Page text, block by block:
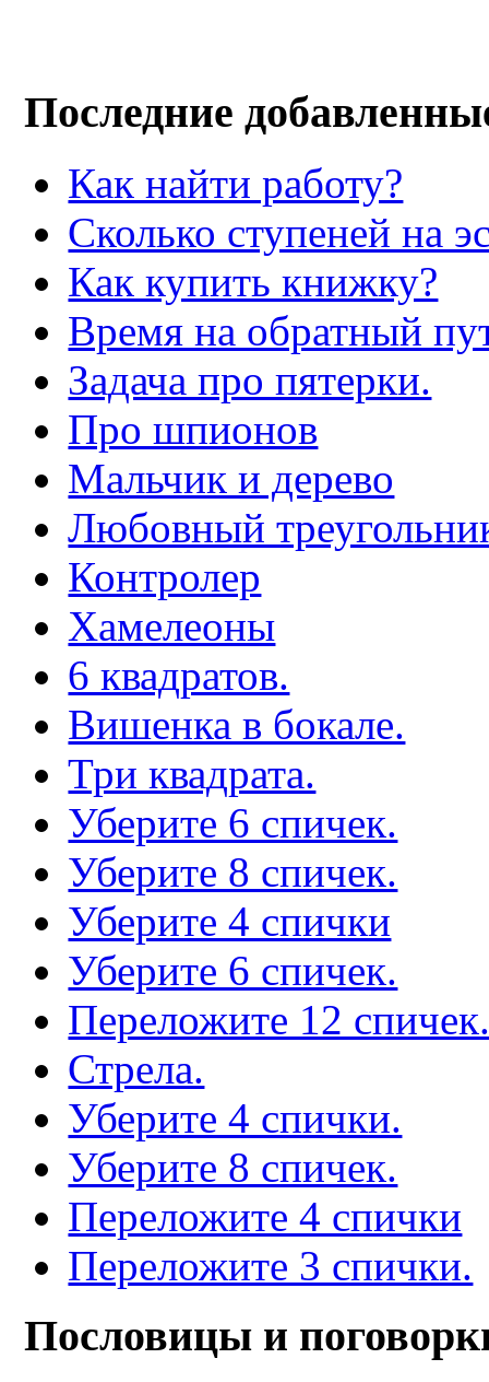
Последние
Как найти работу?
Сколько ступеней на
Как купить книжку?
Время на обратный
Задача про пятерки.
Про шпионов
Мальчик и дерево
Любовный
Контролер
Хамелеоны
6 квадратов.
Вишенка в бокале.
Три квадрата.
Уберите 6 спичек.
Уберите 8 спичек.
Уберите 4 спички
Уберите 6 спичек.
Переложите 12
Стрела.
Уберите 4 спички.
Уберите 8 спичек.
Переложите 4 спички
Переложите 3 спички.
Пословицы и